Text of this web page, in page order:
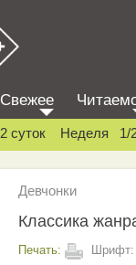
Свежее
2 суток Неделя 1/
Девчонки
Классика
Печать: Шрифт: